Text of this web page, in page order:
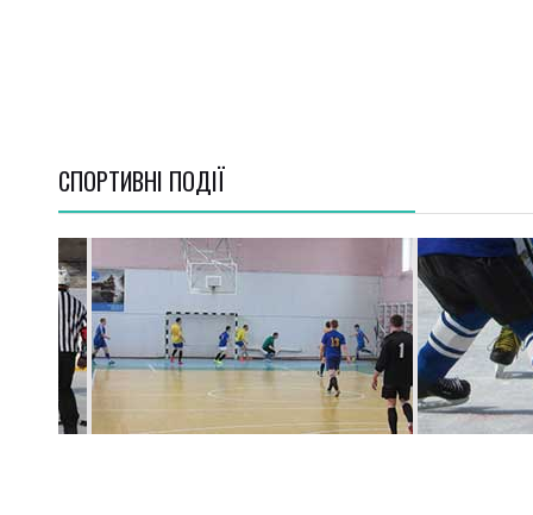
СПОРТИВНI ПОДІЇ